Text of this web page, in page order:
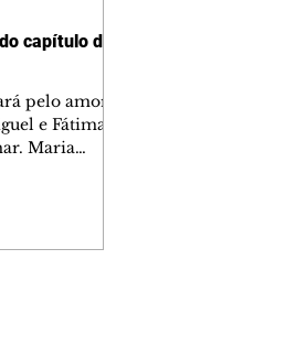
capítulo de
pelo amor
e Fátima
Maria
Pascoal
que